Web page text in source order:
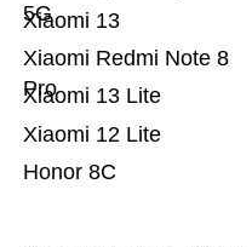
Honor 8C
Xiaomi 12 Lite
Xiaomi 13 Lite
Xiaomi Redmi Note 8
Pro
Xiaomi 13
5G